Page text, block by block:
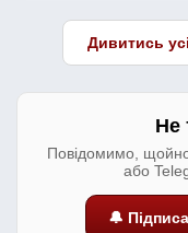
Дивитись
Не
Повідомимо,
або
🔔